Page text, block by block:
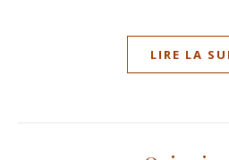
LIRE LA